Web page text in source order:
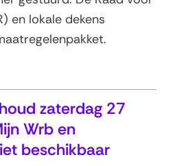
en lokale dekens
zaterdag 27
Wrb en
beschikbaar